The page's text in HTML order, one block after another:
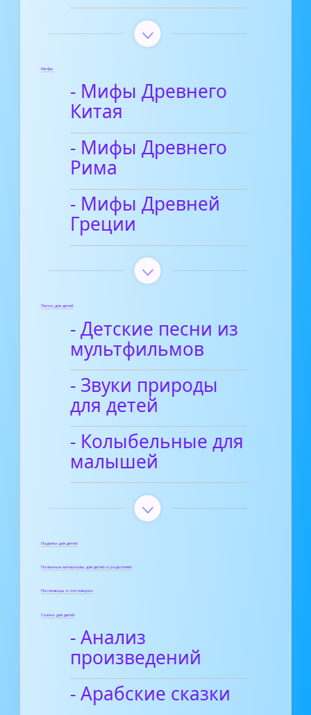
Мифы
- Мифы Древнего
Китая
- Мифы Древнего
Рима
- Мифы Древней
Греции
Песни для детей
- Детские песни из
мультфильмов
- Звуки природы
для детей
- Колыбельные для
малышей
Поделки для детей
Полезные материалы для детей и родителей
Пословицы и поговорки
Сказки для детей
- Анализ
произведений
- Арабские сказки